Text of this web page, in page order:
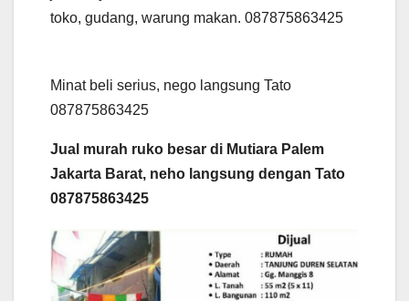
toko, gudang, warung makan. 087875863425
Minat beli serius, nego langsung Tato
087875863425
Jual murah ruko besar di Mutiara Palem
Jakarta Barat, neho langsung dengan Tato
087875863425